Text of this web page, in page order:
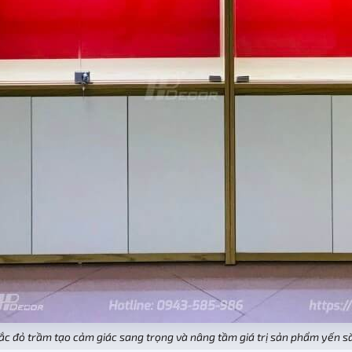
đỏ trầm tạo cảm giác sang trọng và nâng tầm giá trị sản phẩm yến